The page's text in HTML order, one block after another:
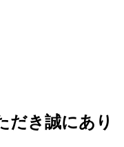
だき誠にあり